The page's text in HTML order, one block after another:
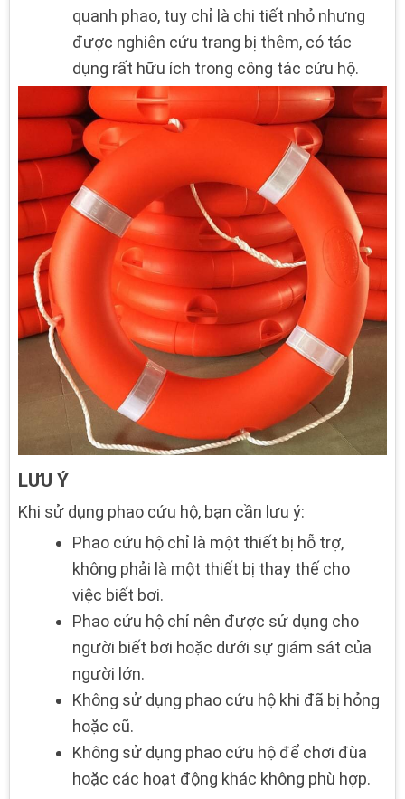
quanh phao, tuy chỉ là chi tiết nhỏ nhưng
được nghiên cứu trang bị thêm, có tác
dụng rất hữu ích trong công tác cứu hộ.
LƯU Ý
Khi sử dụng phao cứu hộ, bạn cần lưu ý:
Phao cứu hộ chỉ là một thiết bị hỗ trợ,
không phải là một thiết bị thay thế cho
việc biết bơi.
Phao cứu hộ chỉ nên được sử dụng cho
người biết bơi hoặc dưới sự giám sát của
người lớn.
Không sử dụng phao cứu hộ khi đã bị hỏng
hoặc cũ.
Không sử dụng phao cứu hộ để chơi đùa
hoặc các hoạt động khác không phù hợp.